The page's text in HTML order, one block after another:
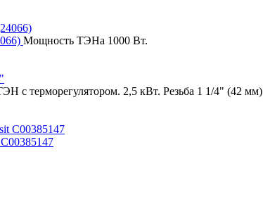
Мощность ТЭНа 1000 Вт.
с терморегулятором. 2,5 кВт. Резьба 1 1/4" (42 мм)